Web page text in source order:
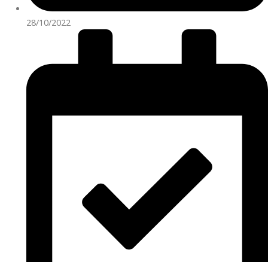
28/10/2022